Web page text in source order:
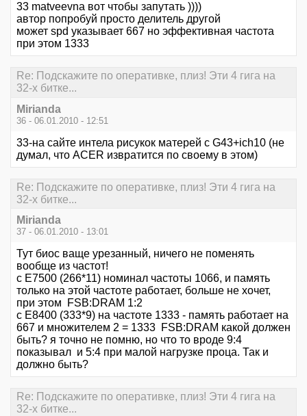
33 matveevna вот чтобы запутать ))))
автор попробуй просто делитель другой
может spd указывает 667 но эффективная частота
при этом 1333
Re: Подскажите по оперативке, плиз! Эти 4 гига на
32-х битке...
Mirianda
36 - 06.01.2010 - 12:51
33-на сайте интела рисукок матерей с G43+ich10 (не
думал, что ACER извратится по своему в этом)
Re: Подскажите по оперативке, плиз! Эти 4 гига на
32-х битке...
Mirianda
37 - 06.01.2010 - 13:01
Тут биос ваще урезанный, ничего не поменять
вообще из частот!
с Е7500 (266*11) номинал частоты 1066, и память
только на этой частоте работает, больше не хочет,
при этом FSB:DRAM 1:2
с Е8400 (333*9) на частоте 1333 - память работает на
667 и множителем 2 = 1333 FSB:DRAM какой должен
быть? я точно не помню, но что то вроде 9:4
показывал и 5:4 при малой нагрузке проца. Так и
должно быть?
Re: Подскажите по оперативке, плиз! Эти 4 гига на
32-х битке...